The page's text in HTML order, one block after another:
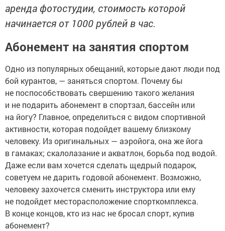
аренда фотостудии, стоимость которой
начинается от 1000 рублей в час.
Абонемент на занятия спортом
Одно из популярных обещаний, которые дают люди под
бой курантов, — заняться спортом. Почему бы
не поспособствовать свершению такого желания
и не подарить абонемент в спортзал, бассейн или
на йогу? Главное, определиться с видом спортивной
активности, которая подойдет вашему близкому
человеку. Из оригинальных — аэройога, она же йога
в гамаках; скалолазание и акватлон, борьба под водой.
Даже если вам хочется сделать щедрый подарок,
советуем не дарить годовой абонемент. Возможно,
человеку захочется сменить инструктора или ему
не подойдет месторасположение спорткомплекса.
В конце концов, кто из нас не бросал спорт, купив
абонемент?